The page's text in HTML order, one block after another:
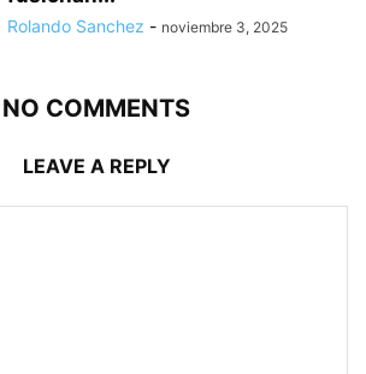
Rolando Sanchez - noviembre 3, 2025
NO COMMENTS
LEAVE A REPLY